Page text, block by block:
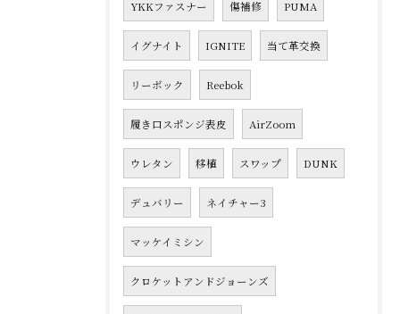
YKKファスナー 傷補修 PUMA
イグナイト IGNITE 当て革交換
リーボック Reebok
履き口スポンジ表皮 AirZoom
ウレタン 移植 スワップ DUNK
デュバリー ネイチャー3
マッケイミシン
クロケットアンドジョーンズ